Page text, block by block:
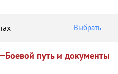
Выбрать
Боевой путь и документы